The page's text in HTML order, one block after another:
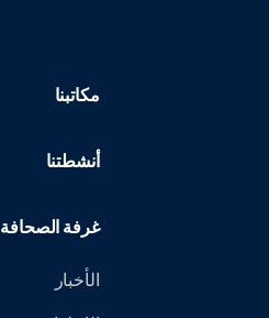
مكاتبنا
أنشطتنا
غرفة الصحافة
الأخبار